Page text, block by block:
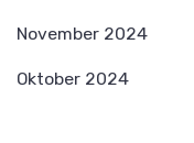
November 2024
Oktober 2024